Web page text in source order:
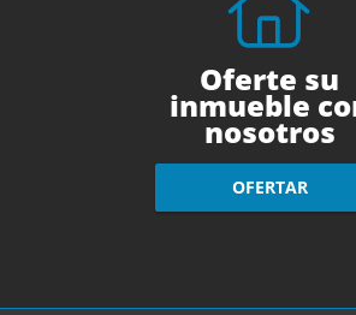
Oferte su
inmueble
nosotros
OFERTAR